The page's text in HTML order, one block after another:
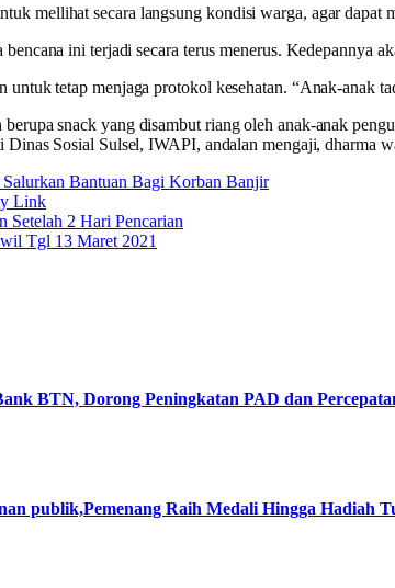
mellihat secara langsung kondisi warga, agar dapat
ini terjadi secara terus menerus. Kedepannya
tetap menjaga protokol kesehatan. “Anak-anak
snack yang disambut riang oleh anak-anak
Dinas Sosial Sulsel, IWAPI, andalan mengaji, dharma
Bantuan Bagi Korban Banjir
Link
Setelah 2 Hari Pencarian
Tgl 13 Maret 2021
BTN, Dorong Peningkatan PAD dan
publik,Pemenang Raih Medali Hingga Hadiah